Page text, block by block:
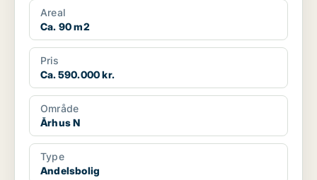
Areal
Ca. 90 m2
Pris
Ca. 590.000 kr.
Område
Århus N
Type
Andelsbolig